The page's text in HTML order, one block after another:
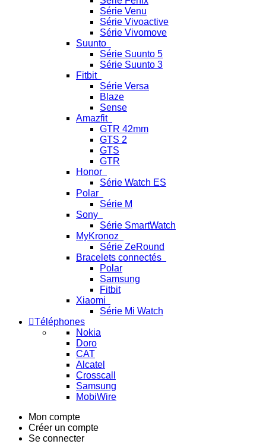
Série Venu
Série Vivoactive
Série Vivomove
Suunto
Série Suunto 5
Série Suunto 3
Fitbit
Série Versa
Blaze
Sense
Amazfit
GTR 42mm
GTS 2
GTS
GTR
Honor
Série Watch ES
Polar
Série M
Sony
Série SmartWatch
MyKronoz
Série ZeRound
Bracelets connectés
Polar
Samsung
Fitbit
Xiaomi
Série Mi Watch
Téléphones
Nokia
Doro
CAT
Alcatel
Crosscall
Samsung
MobiWire
Mon compte
Créer un compte
Se connecter